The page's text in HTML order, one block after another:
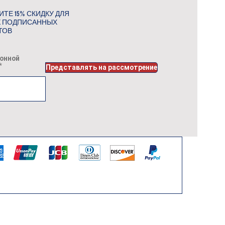
15% СКИДКУ ДЛЯ
ПОДПИСАННЫХ
Представлять на рассмотрение